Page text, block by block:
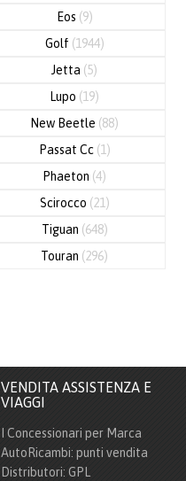
Eos (9)
Golf (1944)
Jetta (5)
Lupo (19)
New Beetle (88)
Passat Cc (1)
Phaeton (4)
Scirocco (21)
Tiguan (648)
Touran (296)
VENDITA ASSISTENZA E
VIAGGI
I Concessionari per Marca
AutoRicambi: punti vendita
Distributori: GPL